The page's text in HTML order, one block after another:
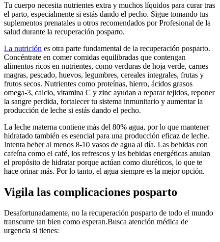
Tu cuerpo necesita nutrientes extra y muchos líquidos para curar tras
el parto, especialmente si estás dando el pecho. Sigue tomando tus
suplementos prenatales u otros recomendados por Profesional de la
salud durante la recuperación posparto.
La nutrición es otra parte fundamental de la recuperación posparto.
Concéntrate en comer comidas equilibradas que contengan
alimentos ricos en nutrientes, como verduras de hoja verde, carnes
magras, pescado, huevos, legumbres, cereales integrales, frutas y
frutos secos. Nutrientes como proteínas, hierro, ácidos grasos
omega-3, calcio, vitamina C y zinc ayudan a reparar tejidos, reponer
la sangre perdida, fortalecer tu sistema inmunitario y aumentar la
producción de leche si estás dando el pecho.
La leche materna contiene más del 80% agua, por lo que mantener
hidratado también es esencial para una producción eficaz de leche.
Intenta beber al menos 8-10 vasos de agua al día. Las bebidas con
cafeína como el café, los refrescos y las bebidas energéticas anulan
el propósito de hidratar porque actúan como diuréticos, lo que te
hace orinar más. Por lo tanto, el agua siempre es la mejor opción.
Vigila las complicaciones posparto
Desafortunadamente, no la recuperación posparto de todo el mundo
transcurre tan bien como esperan.Busca atención médica de
urgencia si tienes: